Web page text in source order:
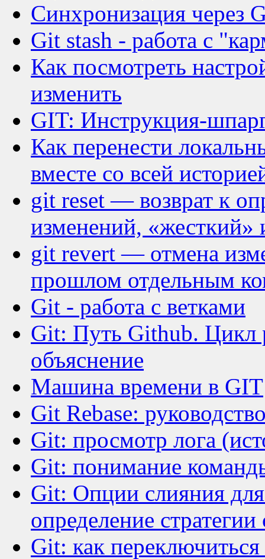
Синхронизация через
Git stash - работа с
Как посмотреть
изменить
GIT: Инструкция-
Как перенести
вместе со всей
git reset — возврат к
изменений, «жесткий»
git revert — отмена
прошлом отдельным
Git - работа с ветками
Git: Путь Github. Цикл
объяснение
Машина времени в GIT
Git Rebase:
Git: просмотр лога
Git: понимание
Git: Опции слияния
определение
Git: как